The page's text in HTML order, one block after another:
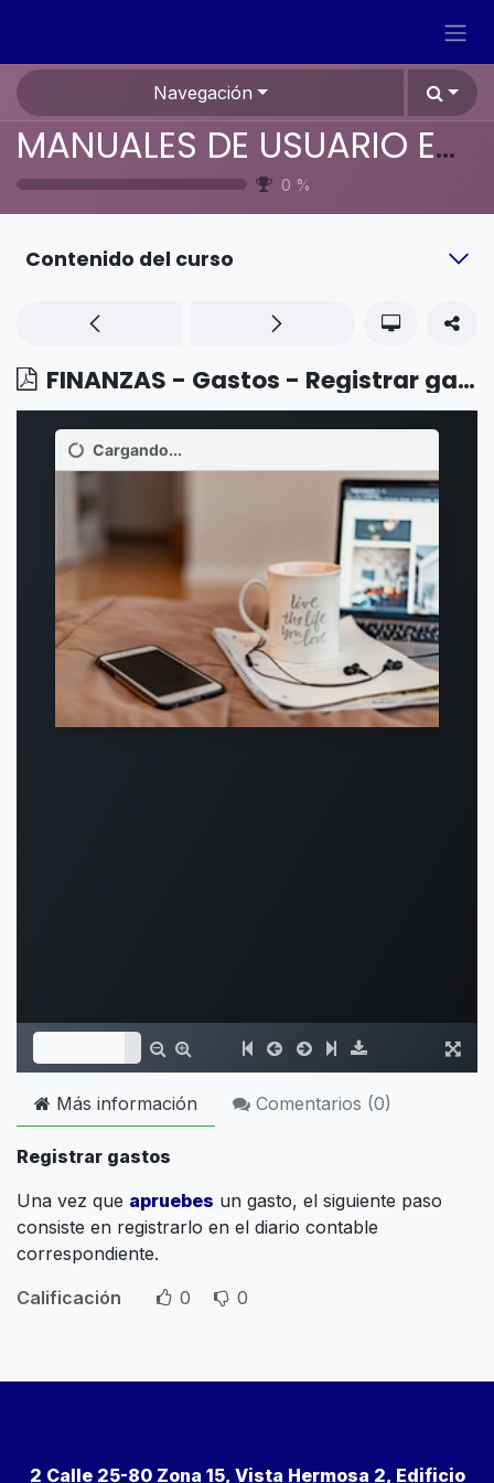
Navegación
MANUALES DE USUARIO EN ESPAÑOL ODOO 19
0 %
Contenido del curso
FINANZAS - Gastos - Registrar gastos
Más información Comentarios (0)
Registrar gastos
Una vez que apruebes un gasto, el siguiente paso
consiste en registrarlo en el diario contable
correspondiente.
Calificación
0 0
2 Calle 25-80 Zona 15, Vista Hermosa 2, Edificio